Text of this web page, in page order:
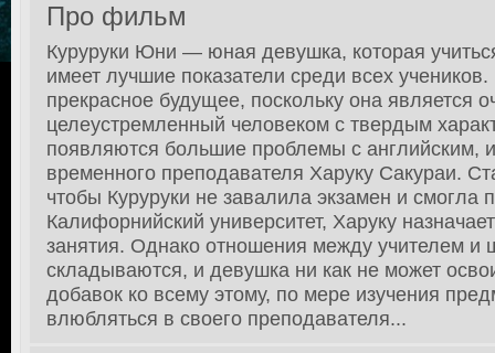
Про фильм
Куруруки Юни — юная девушка, которая
имеет лучшие показатели среди всех
прекрасное будущее, поскольку она является
целеустремленный человеком с твердым
появляются большие проблемы с английским,
временного преподавателя Харуку Сакураи.
чтобы Куруруки не завалила экзамен и смогла
Калифорнийский университет, Харуку
занятия. Однако отношения между учителем и
складываются, и девушка ни как не может
добавок ко всему этому, по мере изучения
влюбляться в своего преподавателя...